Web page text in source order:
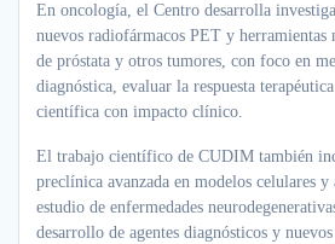
En oncología, el Centro desarrolla
nuevos radiofármacos PET y herramientas
de próstata y otros tumores, con foco en
diagnóstica, evaluar la respuesta
científica con impacto clínico.
El trabajo científico de CUDIM también
preclínica avanzada en modelos celulares
estudio de enfermedades
desarrollo de agentes diagnósticos y